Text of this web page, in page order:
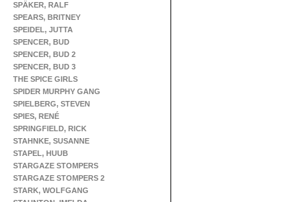
SPÄKER, RALF
SPEARS, BRITNEY
SPEIDEL, JUTTA
SPENCER, BUD
SPENCER, BUD 2
SPENCER, BUD 3
THE SPICE GIRLS
SPIDER MURPHY GANG
SPIELBERG, STEVEN
SPIES, RENÉ
SPRINGFIELD, RICK
STAHNKE, SUSANNE
STAPEL, HUUB
STARGAZE STOMPERS
STARGAZE STOMPERS 2
STARK, WOLFGANG